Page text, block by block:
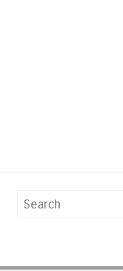
Search